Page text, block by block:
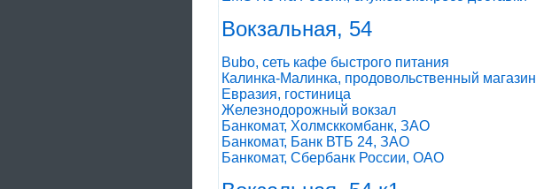
Вокзальная, 54
Bubo, сеть кафе быстрого питания
Калинка-Малинка, продовольственный магазин
Евразия, гостиница
Железнодорожный вокзал
Банкомат, Холмсккомбанк, ЗАО
Банкомат, Банк ВТБ 24, ЗАО
Банкомат, Сбербанк России, ОАО